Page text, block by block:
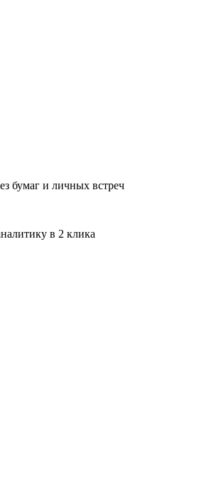
бумаг и личных встреч
в 2 клика